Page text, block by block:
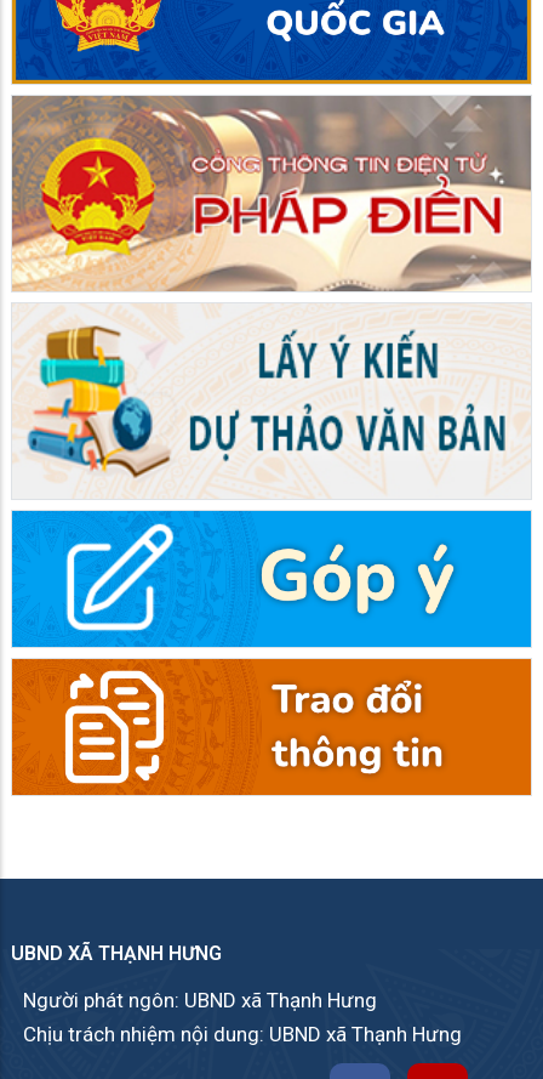
UBND XÃ THẠNH HƯNG
Người phát ngôn: UBND xã Thạnh Hưng
Chịu trách nhiệm nội dung: UBND xã Thạnh Hưng